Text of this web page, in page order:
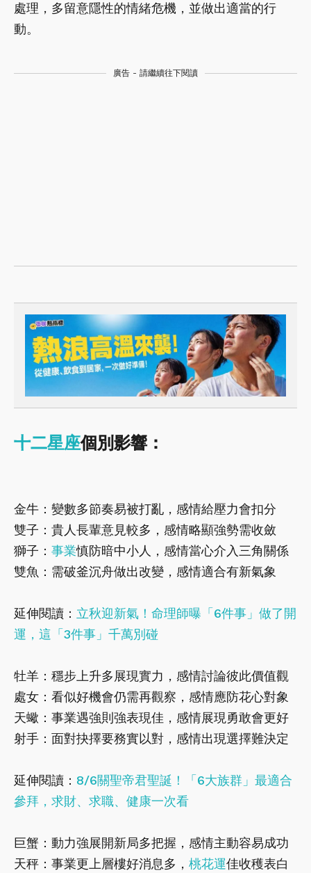
處理，多留意隱性的情緒危機，並做出適當的行
動。
廣告 - 請繼續往下閱讀
十二星座個別影響：
金牛：變數多節奏易被打亂，感情給壓力會扣分
雙子：貴人長輩意見較多，感情略顯強勢需收斂
獅子： 事業慎防暗中小人，感情當心介入三角關係
雙魚：需破釜沉舟做出改變，感情適合有新氣象
延伸閱讀： 立秋迎新氣！命理師曝「6件事」做了開
運，這「3件事」千萬別碰
牡羊：穩步上升多展現實力，感情討論彼此價值觀
處女：看似好機會仍需再觀察，感情應防花心對象
天蠍：事業遇強則強表現佳，感情展現勇敢會更好
射手：面對抉擇要務實以對，感情出現選擇難決定
延伸閱讀： 8/6關聖帝君聖誕！「6大族群」最適合
參拜，求財、求職、健康一次看
巨蟹：動力強展開新局多把握，感情主動容易成功
天秤：事業更上層樓好消息多， 桃花運佳收穫表白